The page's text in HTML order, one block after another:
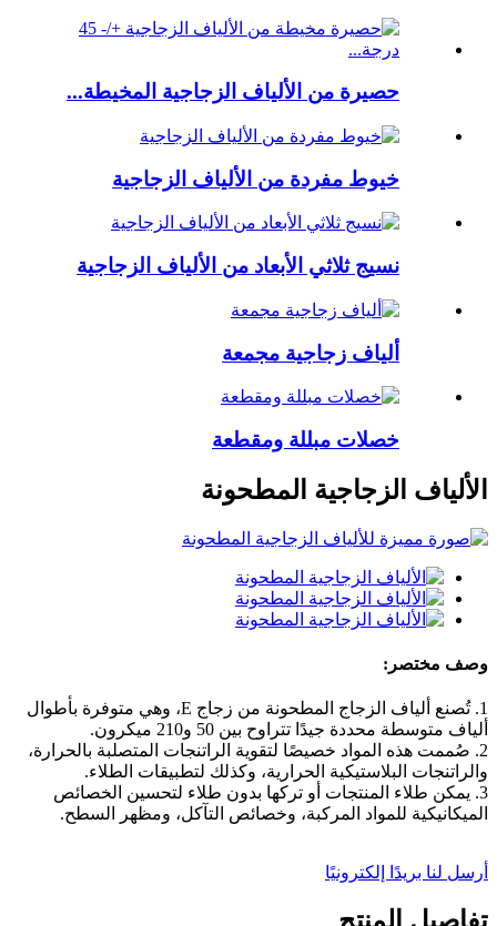
حصيرة من الألياف الزجاجية المخيطة...
خيوط مفردة من الألياف الزجاجية
نسيج ثلاثي الأبعاد من الألياف الزجاجية
ألياف زجاجية مجمعة
خصلات مبللة ومقطعة
الألياف الزجاجية المطحونة
وصف مختصر:
1. تُصنع ألياف الزجاج المطحونة من زجاج E، وهي متوفرة بأطوال
ألياف متوسطة محددة جيدًا تتراوح بين 50 و210 ميكرون.
2. صُممت هذه المواد خصيصًا لتقوية الراتنجات المتصلبة بالحرارة،
والراتنجات البلاستيكية الحرارية، وكذلك لتطبيقات الطلاء.
3. يمكن طلاء المنتجات أو تركها بدون طلاء لتحسين الخصائص
الميكانيكية للمواد المركبة، وخصائص التآكل، ومظهر السطح.
أرسل لنا بريدًا إلكترونيًا